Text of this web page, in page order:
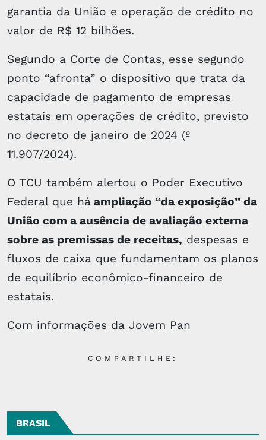
garantia da União e operação de crédito no
valor de R$ 12 bilhões.
Segundo a Corte de Contas, esse segundo
ponto “afronta” o dispositivo que trata da
capacidade de pagamento de empresas
estatais em operações de crédito, previsto
no decreto de janeiro de 2024 (º
11.907/2024).
O TCU também alertou o Poder Executivo
Federal que há ampliação “da exposição” da
União com a ausência de avaliação externa
sobre as premissas de receitas, despesas e
fluxos de caixa que fundamentam os planos
de equilíbrio econômico-financeiro de
estatais.
Com informações da Jovem Pan
COMPARTILHE:
BRASIL